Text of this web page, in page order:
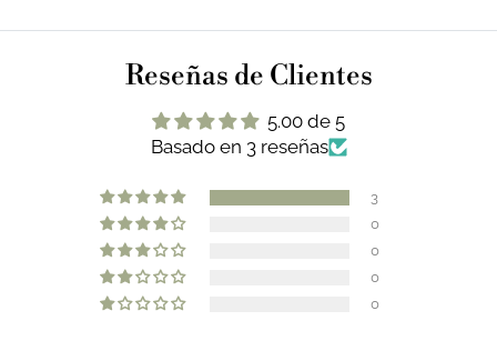
Reseñas de Clientes
5.00 de 5
Basado en 3 reseñas
3
0
0
0
0